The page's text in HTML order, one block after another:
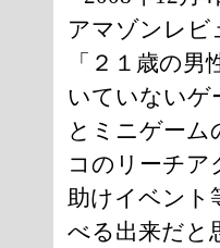
アマゾンレビ
「２１歳の
いていないゲ
とミニゲーム
コのリーチア
助けイベント
べる出来だと